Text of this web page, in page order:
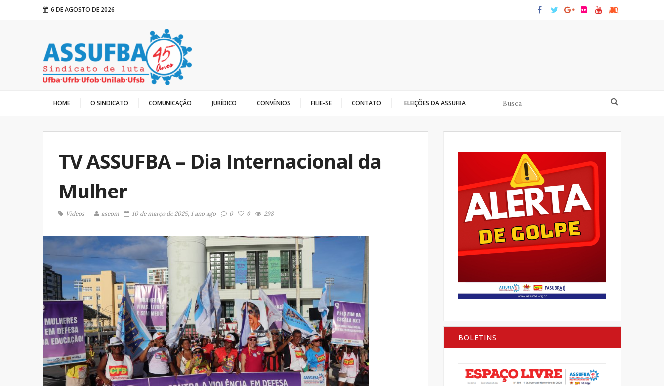
6 DE AGOSTO DE 2026
HOME O SINDICATO COMUNICAÇÃO JURÍDICO CONVÊNIOS FILIE-SE CONTATO ELEIÇÕES DA ASSUFBA
TV ASSUFBA – Dia Internacional da
Mulher
Vídeos ascom 10 de março de 2025, 1 ano ago 0 0 298
BOLETINS